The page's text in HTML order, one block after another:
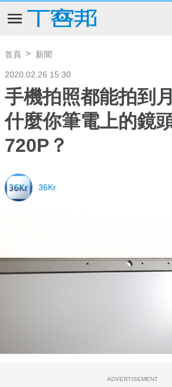
首頁 新聞
2020.02.26 15:30
手機拍照都能拍到
什麼你筆電上的鏡
720P？
36Kr
ADVERTISEMENT